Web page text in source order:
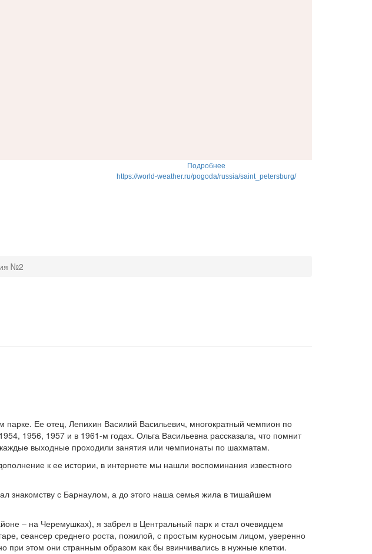
Подробнее
https://world-weather.ru/pogoda/russia/saint_petersburg/
№2
парке. Ее отец, Лепихин Василий Васильевич, многократный чемпион по
1956, 1957 и в 1961-м годах. Ольга Васильевна рассказала, что помнит
выходные проходили занятия или чемпионаты по шахматам.
к ее истории, в интернете мы нашли воспоминания известного
знакомству с Барнаулом, а до этого наша семья жила в тишайшем
– на Черемушках), я забрел в Центральный парк и стал очевидцем
сеансер среднего роста, пожилой, с простым курносым лицом, уверенно
этом они странным образом как бы ввинчивались в нужные клетки.